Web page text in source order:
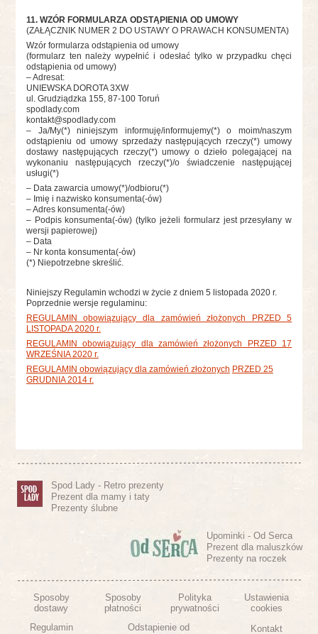
11. WZÓR FORMULARZA ODSTĄPIENIA OD UMOWY
(ZAŁĄCZNIK NUMER 2 DO USTAWY O PRAWACH KONSUMENTA)
Wzór formularza odstąpienia od umowy
(formularz ten należy wypełnić i odesłać tylko w przypadku chęci
odstąpienia od umowy)
– Adresat:
UNIEWSKA DOROTA 3XW
ul. Grudziądzka 155, 87-100 Toruń
spodlady.com
kontakt@spodlady.com
– Ja/My(*) niniejszym informuję/informujemy(*) o moim/naszym
odstąpieniu od umowy sprzedaży następujących rzeczy(*) umowy
dostawy następujących rzeczy(*) umowy o dzieło polegającej na
wykonaniu następujących rzeczy(*)/o świadczenie następującej
usługi(*)
– Data zawarcia umowy(*)/odbioru(*)
– Imię i nazwisko konsumenta(-ów)
– Adres konsumenta(-ów)
– Podpis konsumenta(-ów) (tylko jeżeli formularz jest przesyłany w
wersji papierowej)
– Data
– Nr konta konsumenta(-ów)
(*) Niepotrzebne skreślić.
Niniejszy Regulamin wchodzi w życie z dniem 5 listopada 2020 r.
Poprzednie wersje regulaminu:
REGULAMIN obowiązujący dla zamówień złożonych PRZED 5
LISTOPADA 2020 r.
REGULAMIN obowiązujący dla zamówień złożonych PRZED 17
WRZEŚNIA 2020 r.
REGULAMIN obowiązujący dla zamówień złożonych PRZED 25
GRUDNIA 2014 r.
Spod Lady - Retro prezenty
Prezent dla mamy i taty
Prezenty ślubne
Upominki - Od Serca
Prezent dla maluszków
Prezenty na roczek
Sposoby
dostawy
Sposoby
płatności
Polityka
prywatności
Ustawienia
cookies
Regulamin
Odstapienie od
Kontakt